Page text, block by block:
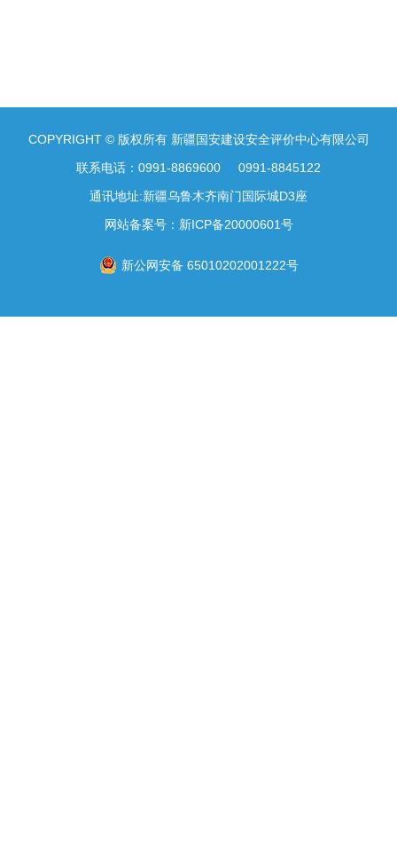
COPYRIGHT © 版权所有 新疆国安建设安全评价中心有限公司
联系电话：0991-8869600 0991-8845122
通讯地址:新疆乌鲁木齐南门国际城D3座
网站备案号： 新ICP备20000601号
新公网安备 65010202001222号